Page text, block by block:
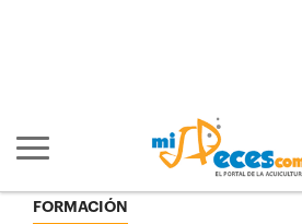
Mostrar/ocultar navegación principal
FORMACIÓN